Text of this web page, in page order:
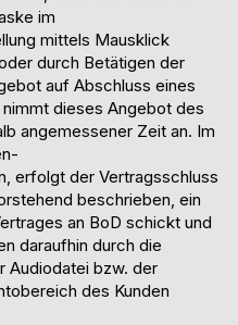
im
mittels Mausklick
durch Betätigen der
auf Abschluss eines
dieses Angebot des
angemessener Zeit an. Im
erfolgt der Vertragsschluss
beschrieben, ein
an BoD schickt und
daraufhin durch die
Audiodatei bzw. der
des Kunden